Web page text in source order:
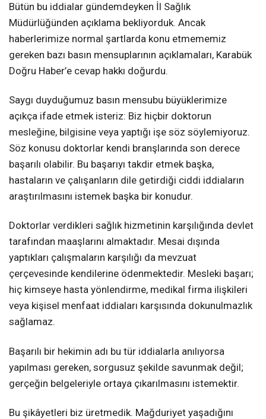
Bütün bu iddialar gündemdeyken İl Sağlık
Müdürlüğünden açıklama bekliyorduk. Ancak
haberlerimize normal şartlarda konu etmememiz
gereken bazı basın mensuplarının açıklamaları, Karabük
Doğru Haber’e cevap hakkı doğurdu.
Saygı duyduğumuz basın mensubu büyüklerimize
açıkça ifade etmek isteriz: Biz hiçbir doktorun
mesleğine, bilgisine veya yaptığı işe söz söylemiyoruz.
Söz konusu doktorlar kendi branşlarında son derece
başarılı olabilir. Bu başarıyı takdir etmek başka,
hastaların ve çalışanların dile getirdiği ciddi iddiaların
araştırılmasını istemek başka bir konudur.
Doktorlar verdikleri sağlık hizmetinin karşılığında devlet
tarafından maaşlarını almaktadır. Mesai dışında
yaptıkları çalışmaların karşılığı da mevzuat
çerçevesinde kendilerine ödenmektedir. Mesleki başarı;
hiç kimseye hasta yönlendirme, medikal firma ilişkileri
veya kişisel menfaat iddiaları karşısında dokunulmazlık
sağlamaz.
Başarılı bir hekimin adı bu tür iddialarla anılıyorsa
yapılması gereken, sorgusuz şekilde savunmak değil;
gerçeğin belgeleriyle ortaya çıkarılmasını istemektir.
Bu şikâyetleri biz üretmedik. Mağduriyet yaşadığını